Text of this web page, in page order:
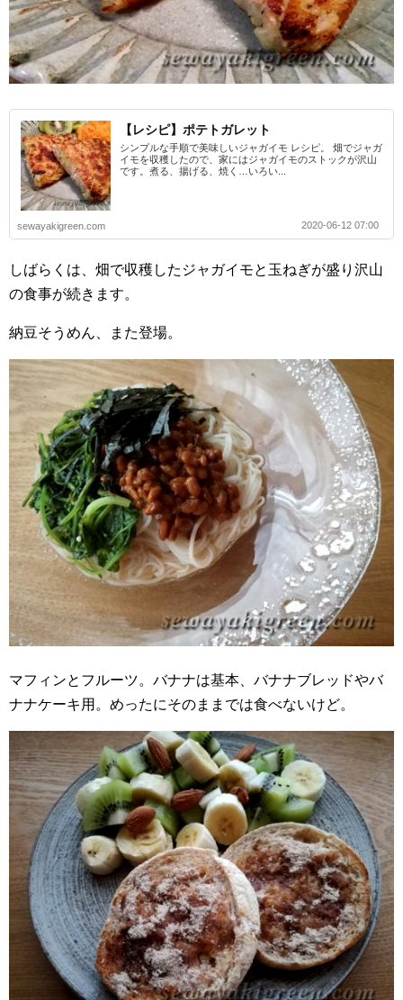
【レシピ】ポテトガレット
シンプルな手順で美味しいジャガイモ レシピ。 畑でジャガ
イモを収穫したので、家にはジャガイモのストックが沢山
です。煮る、揚げる、焼く…いろい...
sewayakigreen.com 2020-06-12 07:00
しばらくは、畑で収穫したジャガイモと玉ねぎが盛り沢山
の食事が続きます。
納豆そうめん、また登場。
マフィンとフルーツ。バナナは基本、バナナブレッドやバ
ナナケーキ用。めったにそのままでは食べないけど。